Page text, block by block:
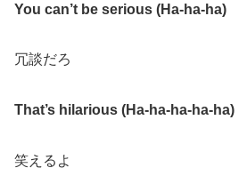
You can’t be serious (Ha-ha-ha)
冗談だろ
That’s hilarious (Ha-ha-ha-ha-ha)
笑えるよ